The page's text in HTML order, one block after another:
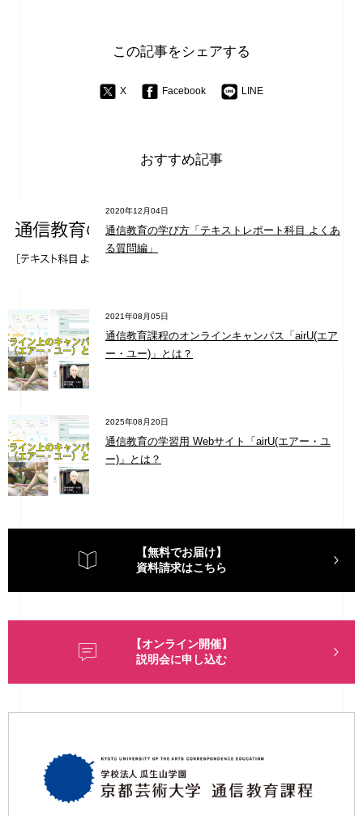
この記事をシェアする
X Facebook LINE
おすすめ記事
2020年12月04日
通信教育の学び方「テキストレポート科目 よくあ
る質問編」
2021年08月05日
通信教育課程のオンラインキャンパス「airU(エア
ー・ユー)」とは？
2025年08月20日
通信教育の学習用 Webサイト「airU(エアー・ユ
ー)」とは？
【無料でお届け】
資料請求はこちら
【オンライン開催】
説明会に申し込む